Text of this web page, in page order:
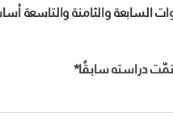
والثامنة والتاسعة
دراسته سابقًا*